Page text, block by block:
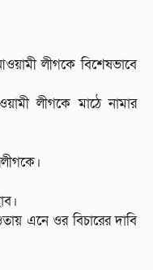
লীগকে বিশেষভাবে
লীগকে মাঠে নামার
এনে ওর বিচারের দাবি